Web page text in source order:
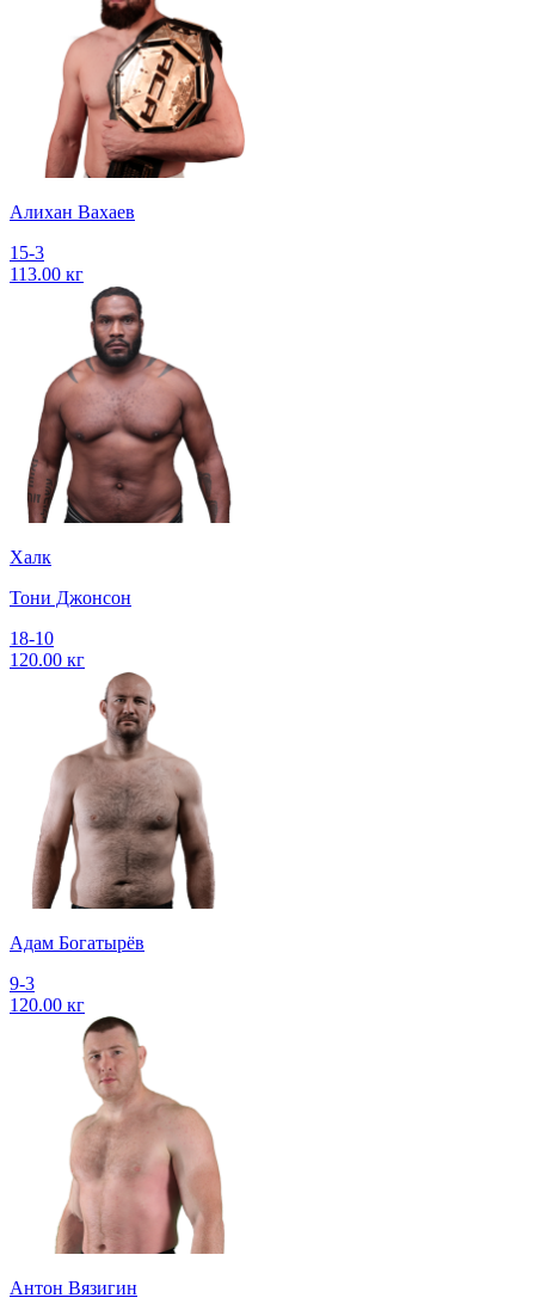
Алихан Вахаев
15-3
113.00 кг
Халк
Тони Джонсон
18-10
120.00 кг
Адам Богатырёв
9-3
120.00 кг
Антон Вязигин